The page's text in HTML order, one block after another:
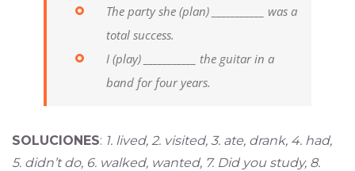
The party she (plan) ___________ was a
total success.
I (play) ___________ the guitar in a
band for four years.
SOLUCIONES: 1. lived, 2. visited, 3. ate, drank, 4. had,
5. didn’t do, 6. walked, wanted, 7. Did you study, 8.